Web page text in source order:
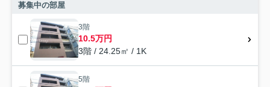
募集中の部屋
3階
10.5万円
3階 / 24.25㎡ / 1K
5階